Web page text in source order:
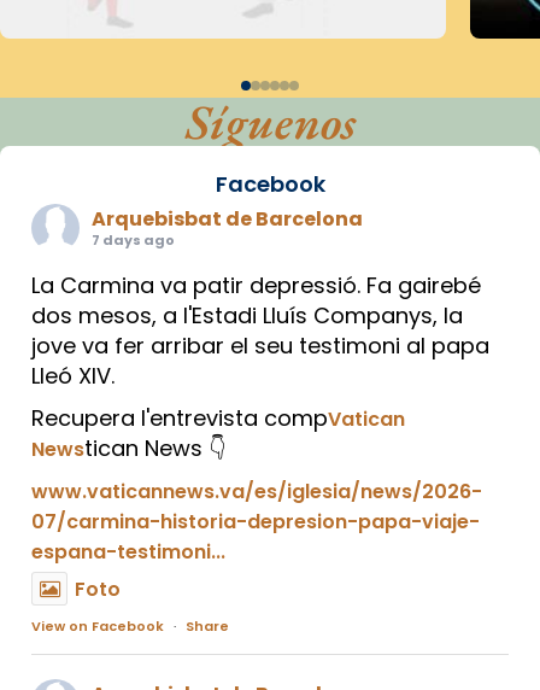
Síguenos
Facebook
Arquebisbat de Barcelona
7 days ago
La Carmina va patir depressió. Fa gairebé
dos mesos, a l'Estadi Lluís Companys, la
jove va fer arribar el seu testimoni al papa
Lleó XIV.
Recupera l'entrevista compVatican
Newstican News 👇
www.vaticannews.va/es/iglesia/news/2026-
07/carmina-historia-depresion-papa-viaje-
espana-testimoni...
Foto
View on Facebook · Share